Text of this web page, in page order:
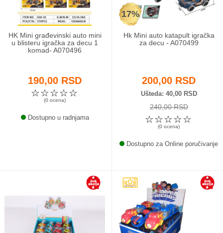
HK Mini građevinski auto mini
u blisteru igračka za decu 1
komad- A070496
190,00 RSD
☆
☆
☆
☆
☆
(0 ocena)
Dostupno u radnjama
17%
Hk Mini auto katapult igračka
za decu - A070499
200,00 RSD
Ušteda 40,00 RSD
240,00 RSD
☆
☆
☆
☆
☆
(0 ocena)
Dostupno za Online poručivanje